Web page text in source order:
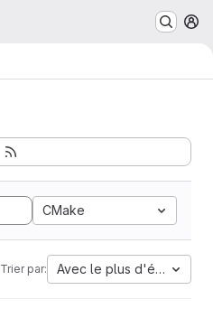
CMake
Trier par: Avec le plus d'étoiles